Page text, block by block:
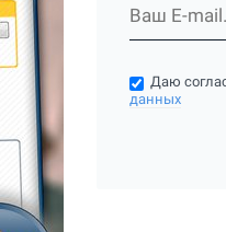
Даю
данных